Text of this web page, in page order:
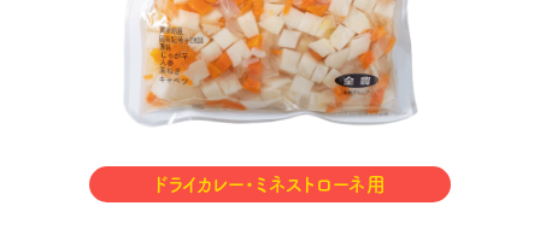
ドライカレー・ミネストローネ用